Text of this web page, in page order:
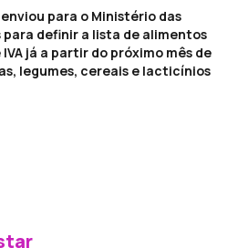
para o Ministério das
definir a lista de alimentos
já a partir do próximo mês de
legumes, cereais e lacticínios